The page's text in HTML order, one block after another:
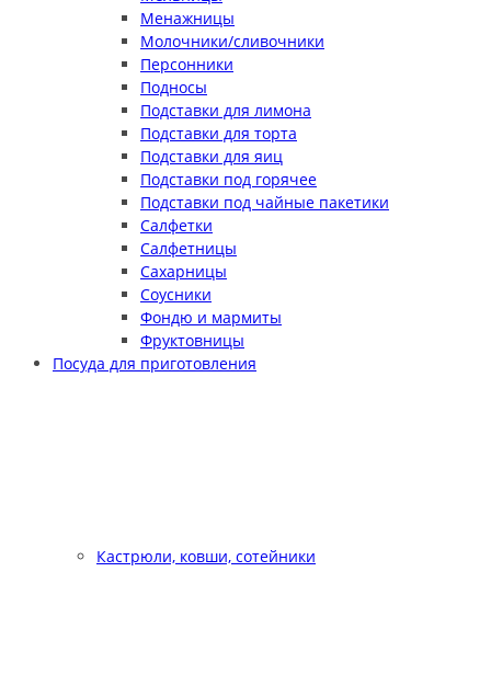
Менажницы
Молочники/сливочники
Персонники
Подносы
Подставки для лимона
Подставки для торта
Подставки для яиц
Подставки под горячее
Подставки под чайные пакетики
Салфетки
Салфетницы
Сахарницы
Соусники
Фондю и мармиты
Фруктовницы
Посуда для приготовления
Кастрюли, ковши, сотейники